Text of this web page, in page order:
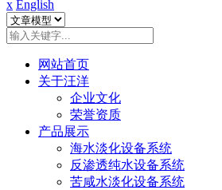
x English
网站首页
关于汪洋
企业文化
荣誉资质
产品展示
海水淡化设备系统
反渗透纯水设备系统
苦咸水淡化设备系统